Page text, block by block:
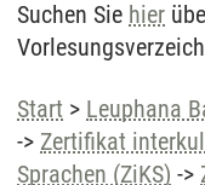
Suchen Sie hier
Start > Leuphana
-> Zertifikat
Sprachen (ZiKS) ->